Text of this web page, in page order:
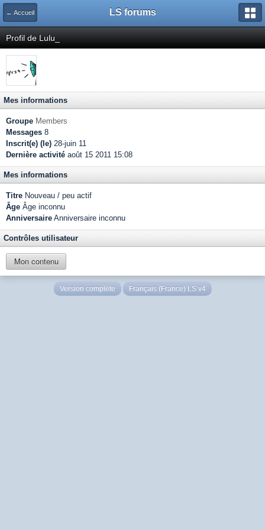
← Accueil LS forums
Profil de Lulu_
Mes informations
Groupe Members
Messages 8
Inscrit(e) (le) 28-juin 11
Dernière activité août 15 2011 15:08
Mes informations
Titre Nouveau / peu actif
Âge Âge inconnu
Anniversaire Anniversaire inconnu
Contrôles utilisateur
Mon contenu
Version complète Français (France) LS v4